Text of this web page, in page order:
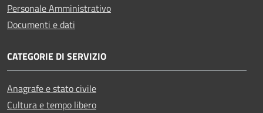
Personale Amministrativo
Documenti e dati
CATEGORIE DI SERVIZIO
Anagrafe e stato civile
Cultura e tempo libero